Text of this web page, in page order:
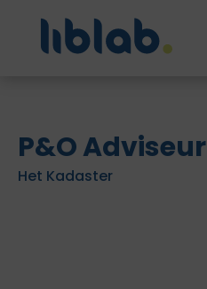
P&O Adviseur
Het Kadaster